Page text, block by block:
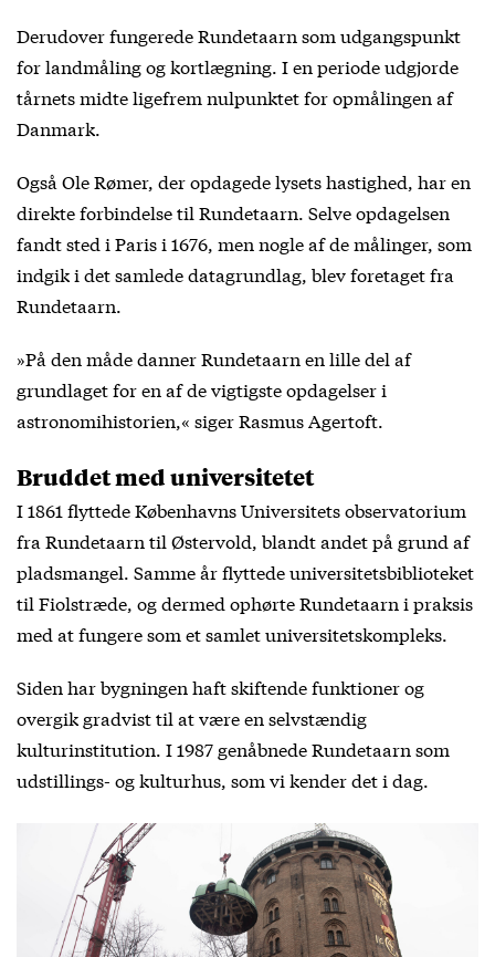
Derudover fungerede Rundetaarn som udgangspunkt
for landmåling og kortlægning. I en periode udgjorde
tårnets midte ligefrem nulpunktet for opmålingen af
Danmark.
Også Ole Rømer, der opdagede lysets hastighed, har en
direkte forbindelse til Rundetaarn. Selve opdagelsen
fandt sted i Paris i 1676, men nogle af de målinger, som
indgik i det samlede datagrundlag, blev foretaget fra
Rundetaarn.
»På den måde danner Rundetaarn en lille del af
grundlaget for en af de vigtigste opdagelser i
astronomihistorien,« siger Rasmus Agertoft.
Bruddet med universitetet
I 1861 flyttede Københavns Universitets observatorium
fra Rundetaarn til Østervold, blandt andet på grund af
pladsmangel. Samme år flyttede universitetsbiblioteket
til Fiolstræde, og dermed ophørte Rundetaarn i praksis
med at fungere som et samlet universitetskompleks.
Siden har bygningen haft skiftende funktioner og
overgik gradvist til at være en selvstændig
kulturinstitution. I 1987 genåbnede Rundetaarn som
udstillings- og kulturhus, som vi kender det i dag.